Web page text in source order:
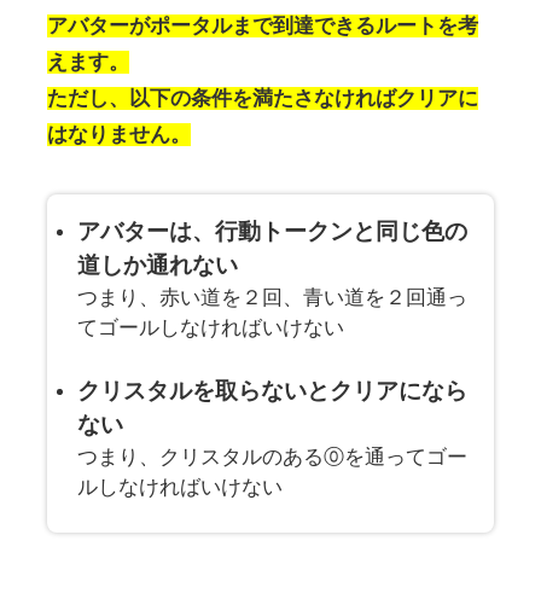
アバターがポータルまで到達できるルートを考
えます。
ただし、以下の条件を満たさなければクリアに
はなりません。
アバターは、行動トークンと同じ色の
道しか通れない
つまり、赤い道を２回、青い道を２回通っ
てゴールしなければいけない
クリスタルを取らないとクリアになら
ない
つまり、クリスタルのある⓪を通ってゴー
ルしなければいけない